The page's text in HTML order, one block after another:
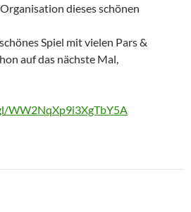
dieses schönen
Spiel mit vielen Pars &
auf das nächste Mal,
WW2NqXp9i3XgTbY5A